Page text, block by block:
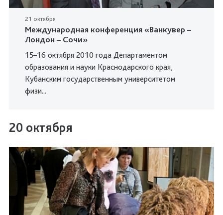
21 октября
Международная конференция «Ванкувер –
Лондон – Сочи»
15–16 октября 2010 года Департаментом
образования и науки Краснодарского края,
Кубанским государственным университетом
физи...
20 октября